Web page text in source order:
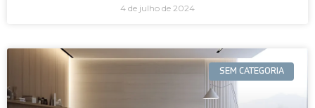
4 de julho de 2024
SEM CATEGORIA